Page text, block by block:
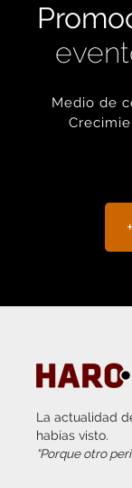
Medio de
La actualidad
habías visto.
“Porque otro